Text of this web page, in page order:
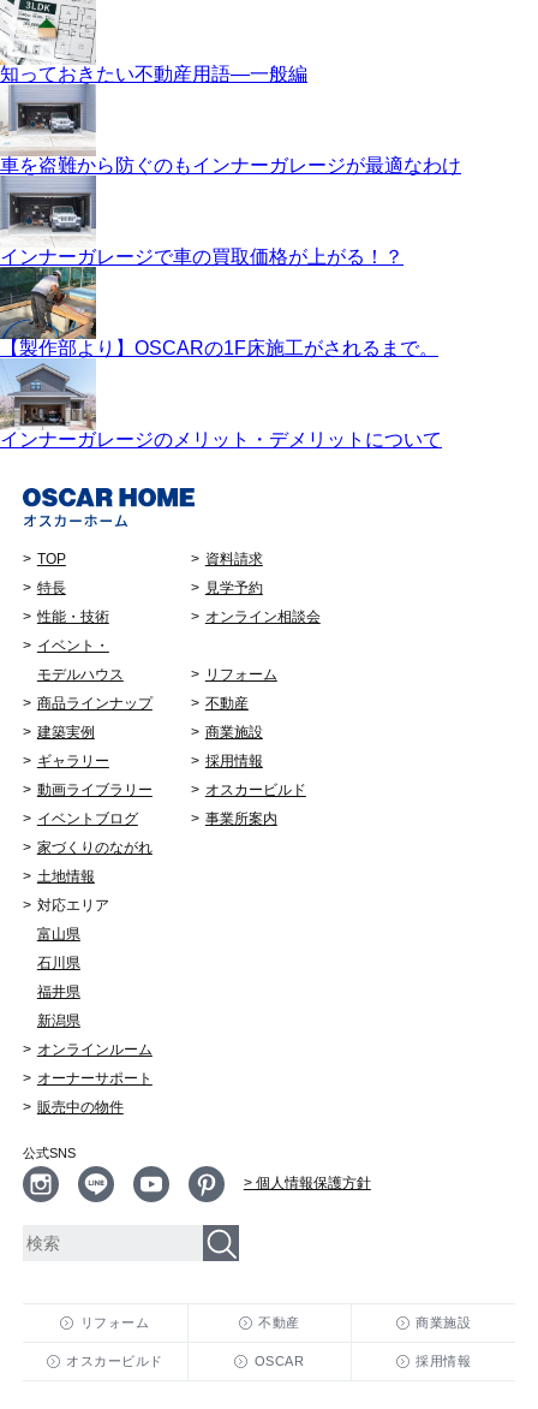
知っておきたい不動産用語—一般編
車を盗難から防ぐのもインナーガレージが最適なわけ
インナーガレージで車の買取価格が上がる！？
【製作部より】OSCARの1F床施工がされるまで。
インナーガレージのメリット・デメリットについて
TOP
特長
性能・技術
イベント・
モデルハウス
商品ラインナップ
建築実例
ギャラリー
動画ライブラリー
イベントブログ
家づくりのながれ
土地情報
対応エリア
富山県
石川県
福井県
新潟県
オンラインルーム
オーナーサポート
販売中の物件
資料請求
見学予約
オンライン相談会
リフォーム
不動産
商業施設
採用情報
オスカービルド
事業所案内
公式SNS
> 個人情報保護方針
リフォーム 不動産 商業施設
オスカービルド OSCAR 採用情報